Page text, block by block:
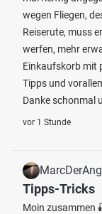
wegen Fliegen,
Reiserute, muss
werfen, mehr
Einkaufskorb mit
Tipps und
Danke schonmal
vor 1 Stunde
Tipps-Tricks
Moin zusammen